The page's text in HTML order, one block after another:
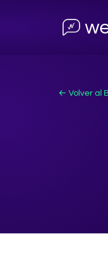
← Volver al